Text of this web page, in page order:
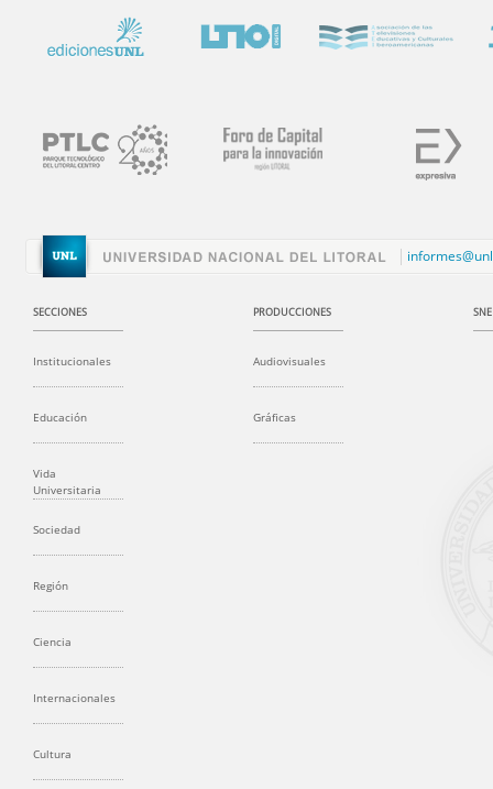
SECCIONES
Institucionales
Educación
Vida
Universitaria
Sociedad
Región
Ciencia
Internacionales
Cultura
PRODUCCIONES
Audiovisuales
Gráficas
SNE